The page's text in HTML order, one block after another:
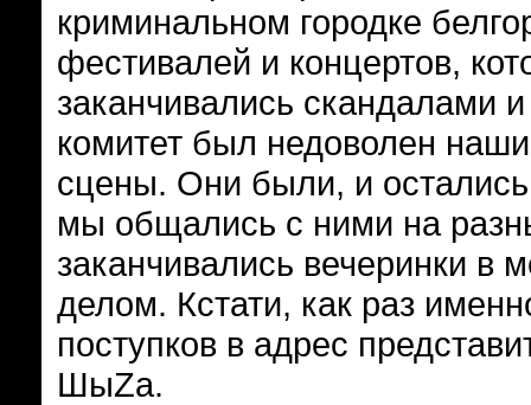
криминальном городке
фестивалей и концертов,
заканчивались скандалами
комитет был недоволен
сцены. Они были, и
мы общались с ними на
заканчивались вечеринки в
делом. Кстати, как раз
поступков в адрес
ШыZa.